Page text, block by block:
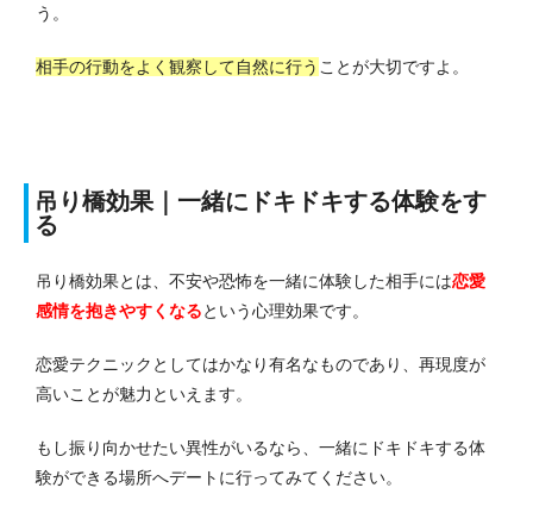
う。
相手の行動をよく観察して自然に行う ことが大切ですよ。
吊り橋効果｜一緒にドキドキする体験をす
る
吊り橋効果とは、不安や恐怖を一緒に体験した相手には恋愛
感情を抱きやすくなるという心理効果です。
恋愛テクニックとしてはかなり有名なものであり、再現度が
高いことが魅力といえます。
もし振り向かせたい異性がいるなら、一緒にドキドキする体
験ができる場所へデートに行ってみてください。